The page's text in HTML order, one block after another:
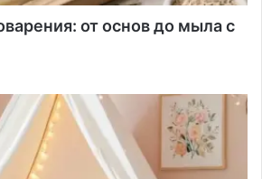
от основ до мыла с